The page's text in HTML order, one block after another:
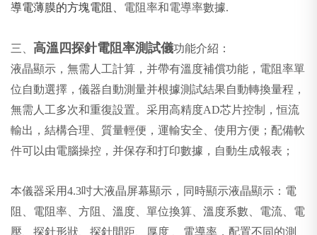
導電薄膜的方塊電阻、 電阻率和電導率數據.
三、 高溫四探針電阻率測試儀功能介紹：
液晶顯示，無需人工計算，并帶有溫度補償功能，電阻率單
位自動選擇，儀器自動測量并根據測試結果自動轉換量程，
無需人工多次和重復設置。采用高精度AD芯片控制，恒流
輸出，結構合理、質量輕便，運輸安全、使用方便；配備軟
件可以由電腦操控，并保存和打印數據，自動生成報表；
本儀器采用4.3吋大液晶屏幕顯示，同時顯示液晶顯示：電
阻、電阻率、方阻、溫度、單位換算、溫度系數、電流、電
壓、探針形狀、探針間距、厚度 、電導率，配置不同的測